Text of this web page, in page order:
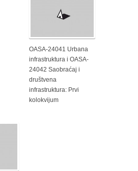
OASA-24041 Urbana
infrastruktura i OASA-
24042 Saobraćaj i
društvena
infrastruktura: Prvi
kolokvijum